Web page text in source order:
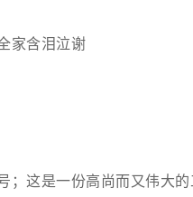
家含泪泣谢
这是一份高尚而又伟大的